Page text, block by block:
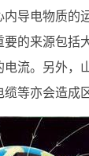
导电物质的
的来源包括
流。另外，
等亦会造成